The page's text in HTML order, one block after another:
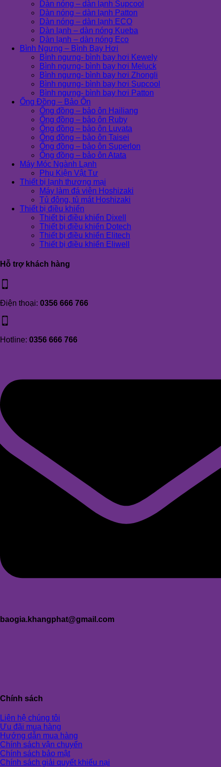
Dàn nóng – dàn lạnh Supcool
Dàn nóng – dàn lạnh Patton
Dàn nóng – dàn lạnh ECO
Dàn lạnh – dàn nóng Kueba
Dàn lạnh – dàn nóng Eco
Bình Ngưng – Bình Bay Hơi
Bình ngưng- bình bay hơi Kewely
Bình ngưng- bình bay hơi Meluck
Bình ngưng- bình bay hơi Zhongli
Bình ngưng- bình bay hơi Supcool
Bình ngưng- bình bay hơi Patton
Ống Đồng – Bảo Ôn
Ống đồng – bảo ôn Hailiang
Ống đồng – bảo ôn Ruby
Ống đồng – bảo ôn Luvata
Ống đồng – bảo ôn Taisei
Ống đồng – bảo ôn Superlon
Ống đồng – bảo ôn Atata
Máy Móc Ngành Lạnh
Phụ Kiện Vật Tư
Thiết bị lạnh thương mại
Máy làm đá viên Hoshizaki
Tủ đông, tủ mát Hoshizaki
Thiết bị điều khiển
Thiết bị điều khiển Dixell
Thiết bị điều khiển Dotech
Thiết bị điều khiển Elitech
Thiết bị điều khiển Eliwell
Hỗ trợ khách hàng
Điện thoại: 0356 666 766
Hotline: 0356 666 766
baogia.khangphat@gmail.com
Chính sách
Liên hệ chúng tôi
Ưu đãi mua hàng
Hướng dẫn mua hàng
Chính sách vận chuyển
Chính sách bảo mật
Chính sách giải quyết khiếu nại